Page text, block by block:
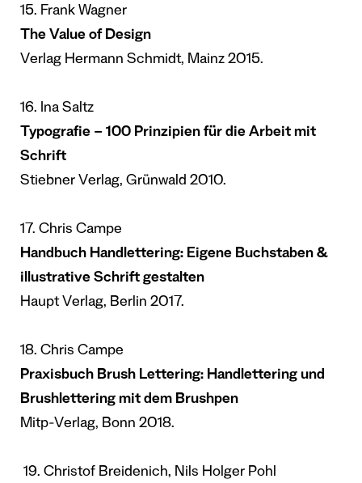
15. Frank Wagner
The Value of Design
Verlag Hermann Schmidt, Mainz 2015.
16. Ina Saltz
Typografie – 100 Prinzipien für die Arbeit mit
Schrift
Stiebner Verlag, Grünwald 2010.
17. Chris Campe
Handbuch Handlettering: Eigene Buchstaben &
illustrative Schrift gestalten
Haupt Verlag, Berlin 2017.
18. Chris Campe
Praxisbuch Brush Lettering: Handlettering und
Brushlettering mit dem Brushpen
Mitp-Verlag, Bonn 2018.
19. Christof Breidenich, Nils Holger Pohl